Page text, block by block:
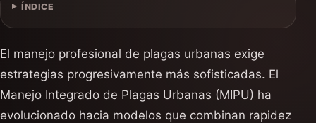
ÍNDICE
El manejo profesional de plagas urbanas exige
estrategias progresivamente más sofisticadas. El
Manejo Integrado de Plagas Urbanas (MIPU) ha
evolucionado hacia modelos que combinan rapidez